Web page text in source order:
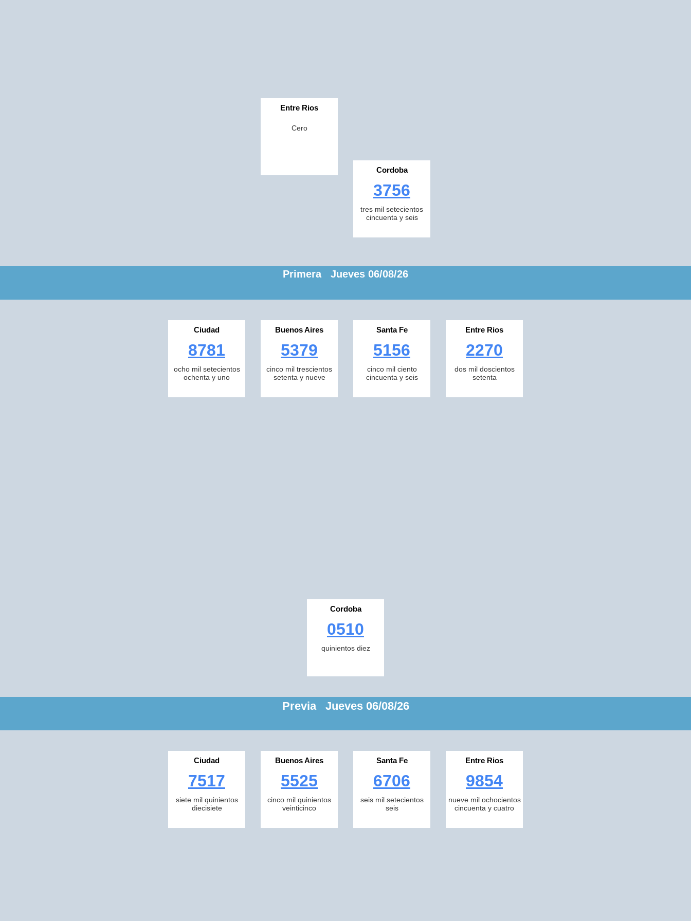
Entre Rios
Cero
Cordoba
3756
tres mil setecientos
cincuenta y seis
Primera Jueves 06/08/26
Ciudad
8781
ocho mil setecientos
ochenta y uno
Buenos Aires
5379
cinco mil trescientos
setenta y nueve
Santa Fe
5156
cinco mil ciento
cincuenta y seis
Entre Rios
2270
dos mil doscientos
setenta
Cordoba
0510
quinientos diez
Previa Jueves 06/08/26
Ciudad
7517
siete mil quinientos
diecisiete
Buenos Aires
5525
cinco mil quinientos
veinticinco
Santa Fe
6706
seis mil setecientos
seis
Entre Rios
9854
nueve mil ochocientos
cincuenta y cuatro